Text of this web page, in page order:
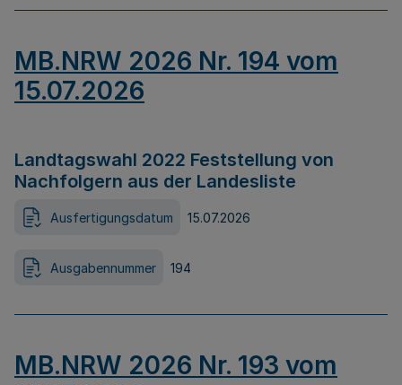
MB.NRW 2026 Nr. 194 vom
15.07.2026
Landtagswahl 2022 Feststellung von
Nachfolgern aus der Landesliste
Ausfertigungsdatum 15.07.2026
Ausgabennummer 194
MB.NRW 2026 Nr. 193 vom